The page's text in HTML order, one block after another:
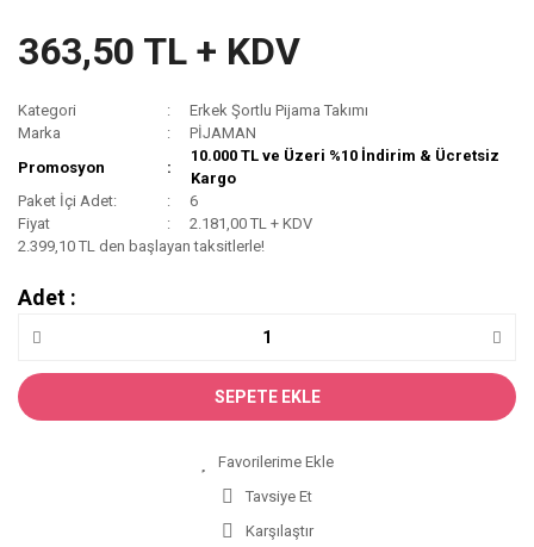
363,50 TL + KDV
Kategori
Erkek Şortlu Pijama Takımı
Marka
PİJAMAN
Promosyon
10.000 TL ve Üzeri %10 İndirim & Ücretsiz
Kargo
Paket İçi Adet:
6
Fiyat
2.181,00 TL + KDV
2.399,10 TL den başlayan taksitlerle!
Adet :
SEPETE EKLE
Tavsiye Et
Karşılaştır